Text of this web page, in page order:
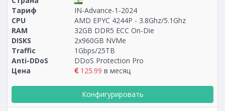
Построение11 - 17тарифа
Тариф
IN-Advance-1-2024
CPU
AMD EPYC 4244P - 3.8Ghz/5.1Ghz
RAM
32GB DDR5 ECC On-Die
DISKS
2x960GB NVMe
Traffic
1Gbps/25TB
Anti-DDoS
DDoS Protection Pro
Цена
125.99 в месяц
Конфигурировать